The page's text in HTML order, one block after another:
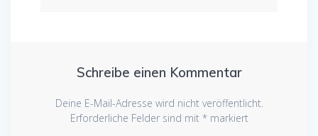
Schreibe einen Kommentar
Deine E-Mail-Adresse wird nicht veröffentlicht.
Erforderliche Felder sind mit *markiert